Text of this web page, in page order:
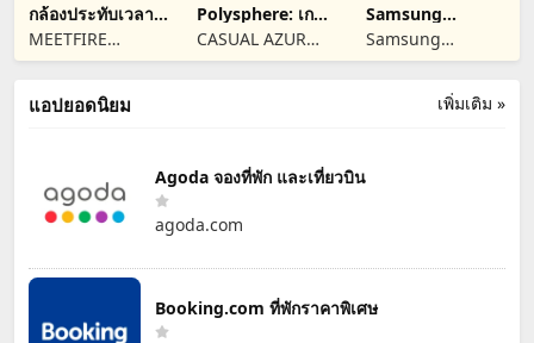
กล้องประทับเวลา -
Timemark
MEETFIRE
LIMITED
Polysphere: เกม
ปริศนาศิลปะ
CASUAL AZUR
GAMES
Samsung
Browser
Samsung
Electronics Co.,
เพิ่มเติม »
แอปยอดนิยม
Agoda จองที่พัก และเที่ยวบิน
agoda.com
Booking.com ที่พักราคาพิเศษ